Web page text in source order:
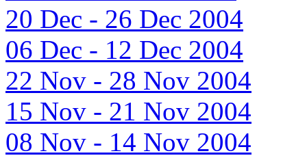
20 Dec - 26 Dec 2004
06 Dec - 12 Dec 2004
22 Nov - 28 Nov 2004
15 Nov - 21 Nov 2004
08 Nov - 14 Nov 2004